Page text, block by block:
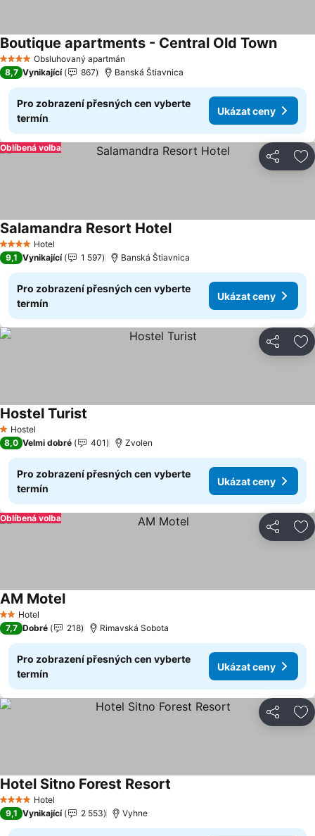
4 Počet hvězdiček
Obsluhovaný apartmán
Boutique apartments - Central Old Town
8,7 Vynikající 867 Banská Štiavnica
Pro zobrazení přesných cen vyberte
termín
Ukázat ceny
Sdílet
Oblíbená volba
4 Počet hvězdiček
Hotel
Salamandra Resort HotelUkázat ceny
9,1 Vynikající 1 597 Banská Štiavnica
Pro zobrazení přesných cen vyberte
termín
Ukázat ceny
Sdílet
1 Počet hvězdiček
Hostel
Hostel Turist
8,0 Velmi dobré 401 Zvolen
Pro zobrazení přesných cen vyberte
termín
Ukázat ceny
Sdílet
Oblíbená volba
2 Počet hvězdiček
Hotel
AM MotelUkázat ceny
7,7 Dobré 218 Rimavská Sobota
Pro zobrazení přesných cen vyberte
termín
Ukázat ceny
Sdílet
4 Počet hvězdiček
Hotel
Hotel Sitno Forest Resort
9,1 Vynikající 2 553 Vyhne